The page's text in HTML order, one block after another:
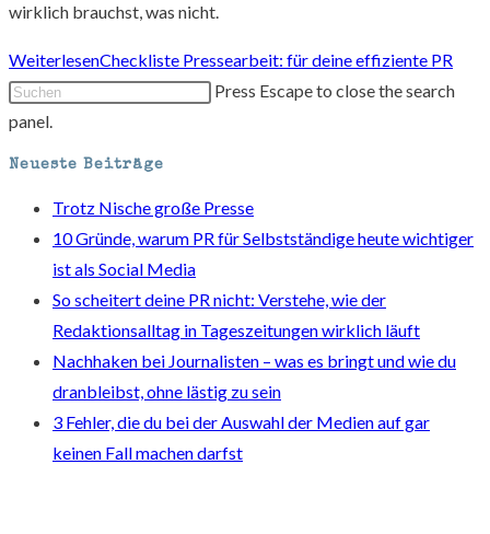
wirklich brauchst, was nicht.
WeiterlesenCheckliste Pressearbeit: für deine effiziente PR
Press Escape to close the search
panel.
Neueste Beiträge
Trotz Nische große Presse
10 Gründe, warum PR für Selbstständige heute wichtiger
ist als Social Media
So scheitert deine PR nicht: Verstehe, wie der
Redaktionsalltag in Tageszeitungen wirklich läuft
Nachhaken bei Journalisten – was es bringt und wie du
dranbleibst, ohne lästig zu sein
3 Fehler, die du bei der Auswahl der Medien auf gar
keinen Fall machen darfst